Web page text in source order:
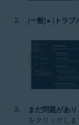
[一般] ▸ [ トラ
まだ問題があり
をクリックしま